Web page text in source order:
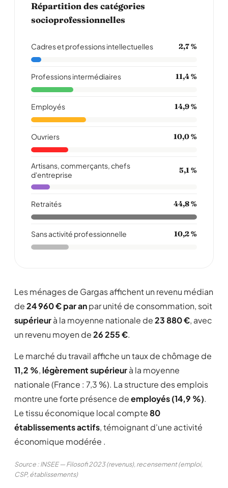
Répartition des catégories
socioprofessionnelles
Cadres et professions intellectuelles 2,7 %
Professions intermédiaires 11,4 %
Employés 14,9 %
Ouvriers 10,0 %
Artisans, commerçants, chefs
d'entreprise
5,1 %
Retraités 44,8 %
Sans activité professionnelle 10,2 %
Les ménages de Gargas affichent un revenu médian
de24 960 € par anpar unité de consommation, soit
supérieurà la moyenne nationale de23 880 €, avec
un revenu moyen de26 255 €.
Le marché du travail affiche un taux de chômage de
11,2 %, légèrement supérieurà la moyenne
nationale (France : 7,3 %). La structure des emplois
montre une forte présence deemployés (14,9 %).
Le tissu économique local compte80
établissements actifs, témoignant d'une activité
économique modérée .
Source : INSEE — Filosofi 2023 (revenus), recensement (emploi,
CSP, établissements)